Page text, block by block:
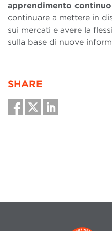
apprendimento continuo
continuare a mettere in
sui mercati e avere la
sulla base di nuove
SHARE